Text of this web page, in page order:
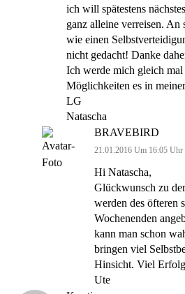
ich will spätestens
ganz alleine verreisen. An
wie einen
nicht gedacht! Danke
Ich werde mich gleich
Möglichkeiten es in
LG
Natascha
BRAVEBIRD
21.01.2016 Um 16:05 Uhr
Hi Natascha,
Glückwunsch zu
werden des öfteren
Wochenenden
kann man schon
bringen viel
Hinsicht. Viel
Ute